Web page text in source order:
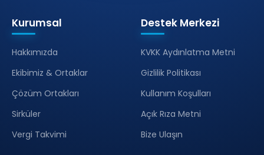
Kurumsal
Hakkımızda
Ekibimiz & Ortaklar
Çözüm Ortakları
Sirküler
Vergi Takvimi
Destek Merkezi
KVKK Aydınlatma Metni
Gizlilik Politikası
Kullanım Koşulları
Açık Rıza Metni
Bize Ulaşın